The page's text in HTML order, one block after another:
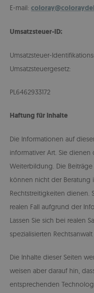
E-mail:
Umsatzsteuer-ID:
Umsatzsteuer-
Umsatzsteuergesetz:
PL6462933172
Haftung für Inhalte
Die Informationen auf
informativer Art. Sie
Weiterbildung. Die
können nicht der Beratung
Rechtstreitigkeiten dienen.
realen Fall aufgrund der
Lassen Sie sich bei realen
spezialisierten
Die Inhalte dieser Seiten
weisen aber darauf hin,
entsprechenden